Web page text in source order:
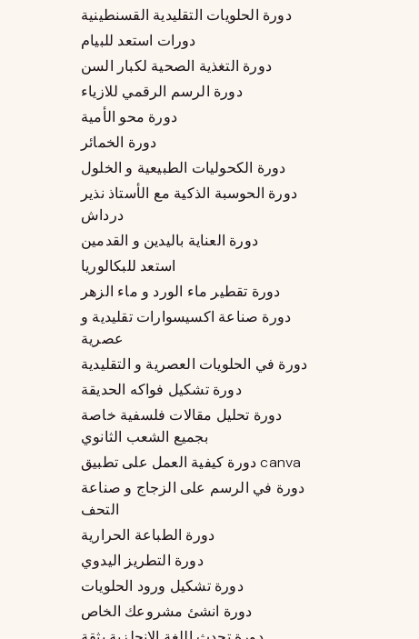
دورة الحلويات التقليدية القسنطينية
دورات استعد للبيام
دورة التغذية الصحية لكبار السن
دورة الرسم الرقمي للازياء
دورة محو الأمية
دورة الخمائر
دورة الكحوليات الطبيعية و الخلول
دورة الحوسبة الذكية مع الأستاذ نذير
درداش
دورة العناية باليدين و القدمين
استعد للبكالوريا
دورة تقطير ماء الورد و ماء الزهر
دورة صناعة اكسيسوارات تقليدية و
عصرية
دورة في الحلويات العصرية و التقليدية
دورة تشكيل فواكه الحديقة
دورة تحليل مقالات فلسفية خاصة
بجميع الشعب الثانوي
دورة كيفية العمل على تطبيق canva
دورة في الرسم على الزجاج و صناعة
التحف
دورة الطباعة الحرارية
دورة التطريز اليدوي
دورة تشكيل ورود الحلويات
دورة انشئ مشروعك الخاص